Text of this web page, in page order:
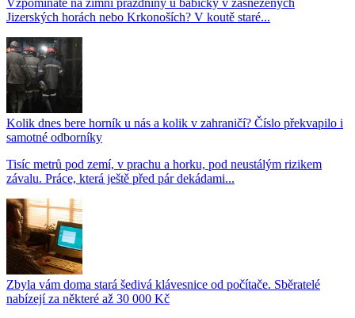
Vzpomínáte na zimní prázdniny u babičky v zasněžených
Jizerských horách nebo Krkonoších? V koutě staré...
Kolik dnes bere horník u nás a kolik v zahraničí? Číslo překvapilo i
samotné odborníky
Tisíc metrů pod zemí, v prachu a horku, pod neustálým rizikem
závalu. Práce, která ještě před pár dekádami...
Zbyla vám doma stará šedivá klávesnice od počítače. Sběratelé
nabízejí za některé až 30 000 Kč